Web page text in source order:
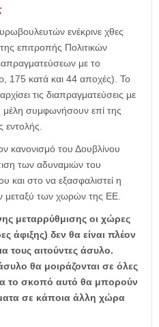
ενέκρινε χθες
επιτροπής Πολιτικών
με το
175 κατά και 44 αποχές). Το
τις διαπραγματεύσεις με
μέλη συμφωνήσουν επί της
εντολής.
κανονισμό του Δουβλίνου
των αδυναμιών του
και στο να εξασφαλιστεί η
μεταξύ των χωρών της ΕΕ.
μεταρρύθμισης οι χώρες
άφιξης) δεν θα είναι πλέον
τους αιτούντες άσυλο.
θα μοιράζονται σε όλες
το σκοπό αυτό θα μπορούν
σε κάποια άλλη χώρα